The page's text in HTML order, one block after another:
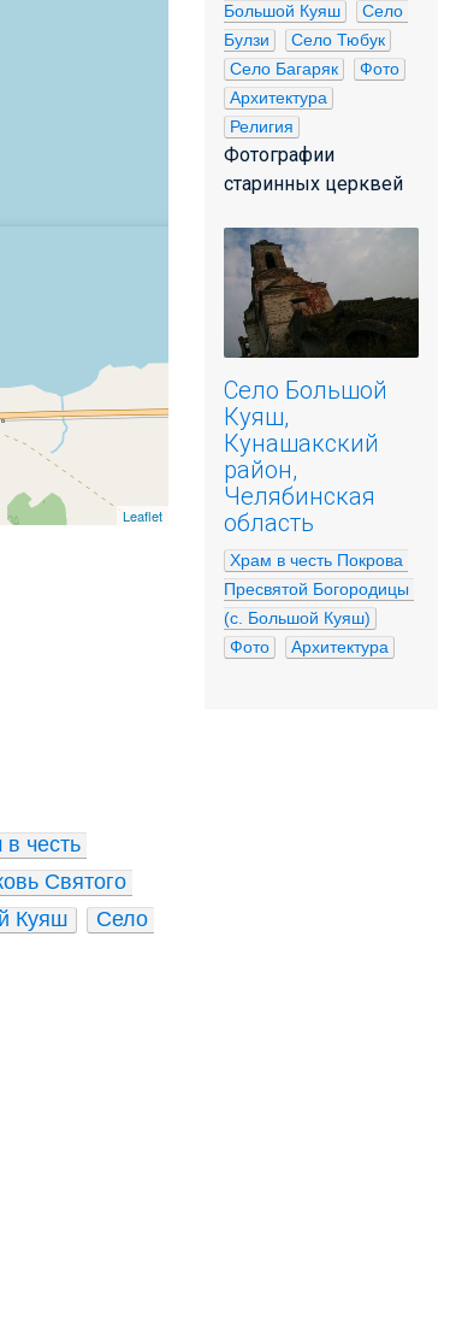
Leaflet
честь
Святого
Куяш
Село
Большой Куяш
Село
Булзи
Село Тюбук
Село Багаряк
Фото
Архитектура
Религия
Фотографии
старинных церквей
Село Большой
Куяш,
Кунашакский
район,
Челябинская
область
Храм в честь Покрова
Пресвятой Богородицы
(с. Большой Куяш)
Фото
Архитектура